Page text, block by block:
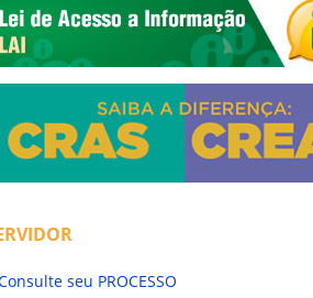
seu PROCESSO